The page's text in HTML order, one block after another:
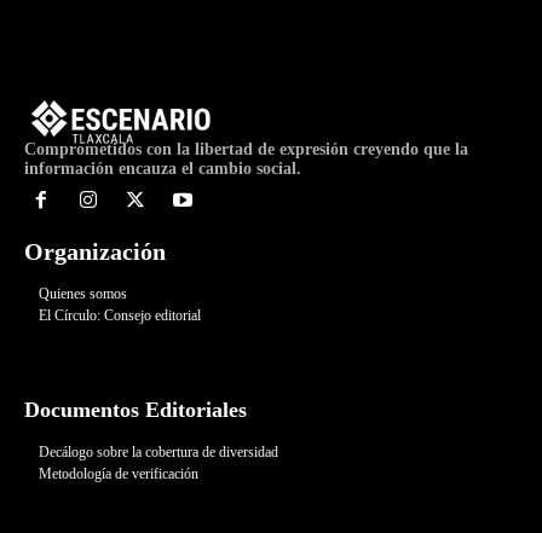
Comprometidos con la libertad de expresión creyendo que la
información encauza el cambio social.
Organización
Quienes somos
El Círculo: Consejo editorial
Documentos Editoriales
Decálogo sobre la cobertura de diversidad
Metodología de verificación